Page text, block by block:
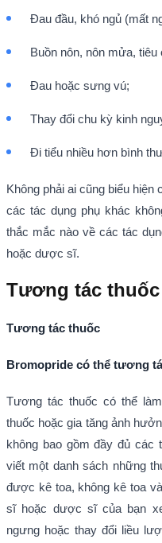
Đau đầu, khó ngủ (mất
Buồn nôn, nôn mửa, tiêu
Đau hoặc sưng vú;
Thay đổi chu kỳ kinh
Đi tiểu nhiều hơn bình
Không phải ai cũng biểu
các tác dụng phụ khác
thắc mắc nào về các tác
hoặc dược sĩ.
Tương tác thuốc
Tương tác thuốc
Bromopride có thể tương
Tương tác thuốc có thể
thuốc hoặc gia tăng ảnh
không bao gồm đầy đủ
viết một danh sách những
được kê toa, không kê toa
sĩ hoặc dược sĩ của bạn
ngưng hoặc thay đổi liều